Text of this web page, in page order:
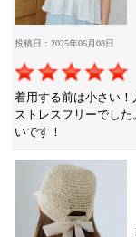
投稿日：2025年06月08日
着用する前は小さい
ストレスフリーでし
いです！